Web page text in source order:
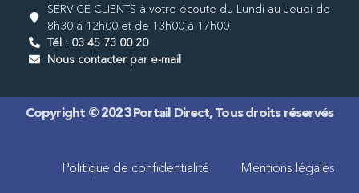
SERVICE CLIENTS à votre écoute du Lundi au Jeudi de
8h30 à 12h00 et de 13h00 à 17h00
Tél : 03 45 73 00 20
Nous contacter par e-mail
Copyright © 2023 Portail Direct, Tous droits réservés
Politique de confidentialité Mentions légales